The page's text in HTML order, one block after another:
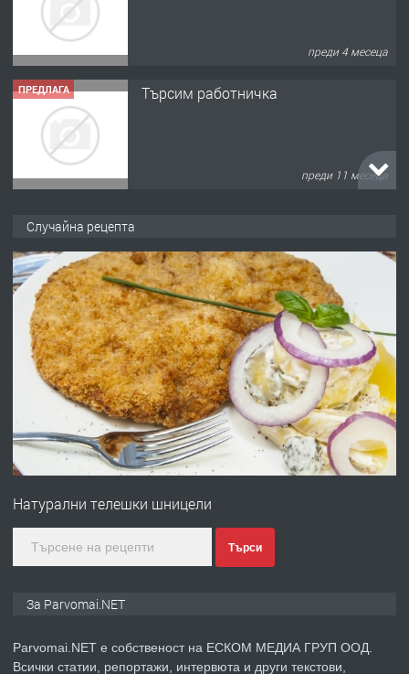
преди 11 месеца
ПРЕДЛАГА
Продава употребявани чисти и
преди 1 година
ПРЕДЛАГА
преди 1 година
ПРЕДЛАГА
Първи поход "По стъпките на Ангел
Войвода"
преди 1 година
ПРЕДЛАГА
Монтажник на малки детайли за
Случайна рецепта
Натурални телешки шницели
Търси
За Parvomai.NET
Parvomai.NET е собственост на ЕСКОМ МЕДИА ГРУП ООД.
Всички статии, репортажи, интервюта и други текстови,